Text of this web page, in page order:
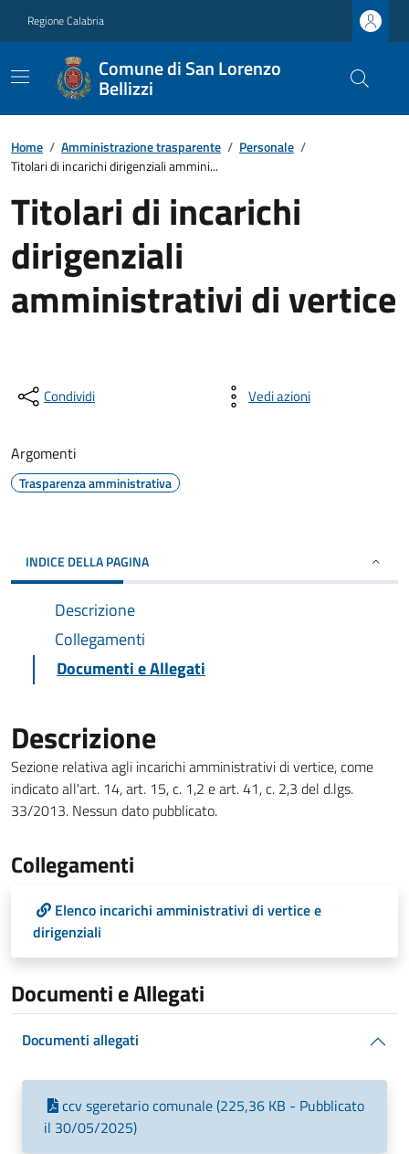
Regione Calabria
Comune di San Lorenzo
Bellizzi
Home / Amministrazione trasparente / Personale /
Titolari di incarichi dirigenziali ammini...
Titolari di incarichi
dirigenziali
amministrativi di vertice
Condividi Vedi azioni
Argomenti
Trasparenza amministrativa
INDICE DELLA PAGINA
Descrizione
Collegamenti
Documenti e Allegati
Descrizione
Sezione relativa agli incarichi amministrativi di vertice, come
indicato all'art. 14, art. 15, c. 1,2 e art. 41, c. 2,3 del d.lgs.
33/2013. Nessun dato pubblicato.
Collegamenti
Elenco incarichi amministrativi di vertice e
dirigenziali
Documenti e Allegati
Documenti allegati
ccv sgeretario comunale (225,36 KB - Pubblicato
il 30/05/2025)